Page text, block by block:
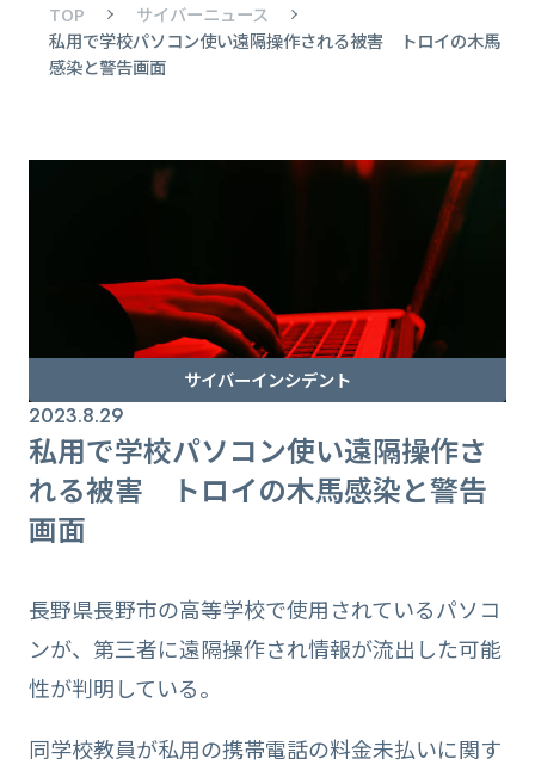
TOP
サイバーニュース
私用で学校パソコン使い遠隔操作される被害 トロイの木馬
感染と警告画面
サイバーインシデント
2023.8.29
私用で学校パソコン使い遠隔操作さ
れる被害 トロイの木馬感染と警告
画面
長野県長野市の高等学校で使用されているパソコ
ンが、第三者に遠隔操作され情報が流出した可能
性が判明している。
同学校教員が私用の携帯電話の料金未払いに関す